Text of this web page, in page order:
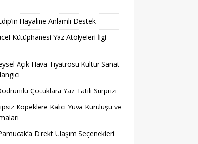
Hayaline Anlamlı Destek
Kütüphanesi Yaz Atölyeleri İlgi
Açık Hava Tiyatrosu Kültür Sanat
Çocuklara Yaz Tatili Sürprizi
Köpeklere Kalıcı Yuva Kuruluşu ve
Direkt Ulaşım Seçenekleri